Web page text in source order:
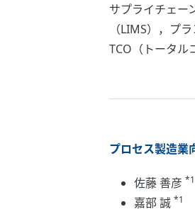
サプライチェー
（LIMS），プ
TCO（トータル
プロセス製造業
佐藤 善彦 *1
嘉部 誠 *1